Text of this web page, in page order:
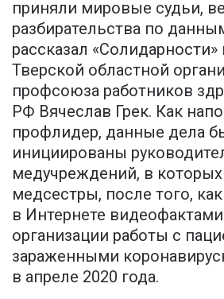
приняли мировые судьи,
разбирательства по
рассказал
Тверской областной
профсоюза работников
РФ Вячеслав Грек. Как
профлидер, данные дела
инициированы
медучреждений, в которых
медсестры, после того,
в Интернете
организации работы с
зараженными
в апреле 2020 года.